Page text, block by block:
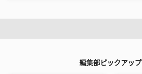
編集部ピックアップ